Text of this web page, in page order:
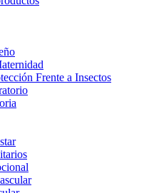
Frente a Insectos